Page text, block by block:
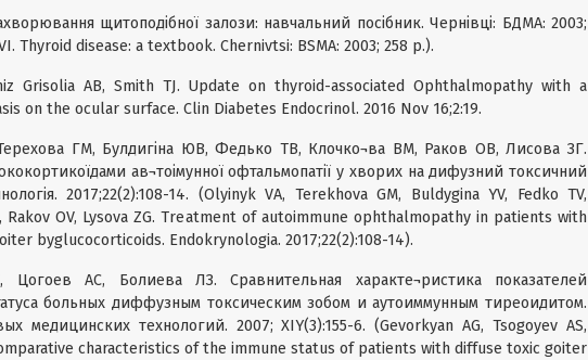
щитоподібної залози: навчальний посібник. Чернівці: БДМА: 2003;
Thyroid disease: a textbook. Chernivtsi: BSMA: 2003; 258 p.).
Grisolia AB, Smith TJ. Update on thyroid-associated Ophthalmopathy with a
on the ocular surface. Clin Diabetes Endocrinol. 2016 Nov 16;2:19.
ГМ, Булдигіна ЮВ, Федько ТВ, Клочко¬ва ВМ, Раков ОВ, Лисова ЗГ.
ав¬тоімунної офтальмопатії у хворих на дифузний токсичний
2017;22(2):108-14. (Olyinyk VA, Terekhovа GM, Buldygina YV, Fedko TV,
Rakov OV, Lysova ZG. Treatment of autoimmune ophthalmopathy in patients with
byglucocorticoids. Endokrynologia. 2017;22(2):108-14).
Цогоев АС, Болиева ЛЗ. Сравнительная характе¬ристика показателей
больных диффузным токсическим зобом и аутоиммунным тиреоидитом.
медицинских технологий. 2007; XIY(3):155-6. (Gevorkyan AG, Tsogoyev AS,
characteristics of the immune status of patients with diffuse toxic goiter